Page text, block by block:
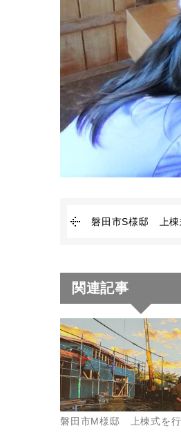
磐田市S様邸 上棟
関連記事
磐田市M様邸 上棟式を行